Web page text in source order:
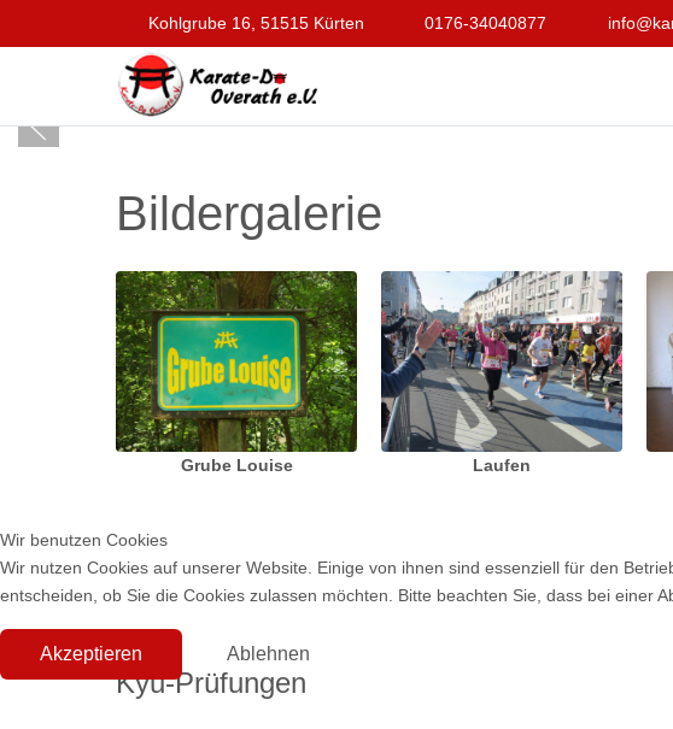
Kohlgrube 16, 51515 Kürten 0176-34040877
Bildergalerie
Grube Louise Laufen
Kyu-Prüfungen
Wir benutzen Cookies
Wir nutzen Cookies auf unserer Website. Einige von ihnen sind essenziell für den
entscheiden, ob Sie die Cookies zulassen möchten. Bitte beachten Sie, dass bei einer
Akzeptieren Ablehnen